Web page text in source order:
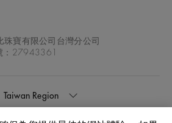
寶有限公司台灣分公司
：27943361
Taiwan Region